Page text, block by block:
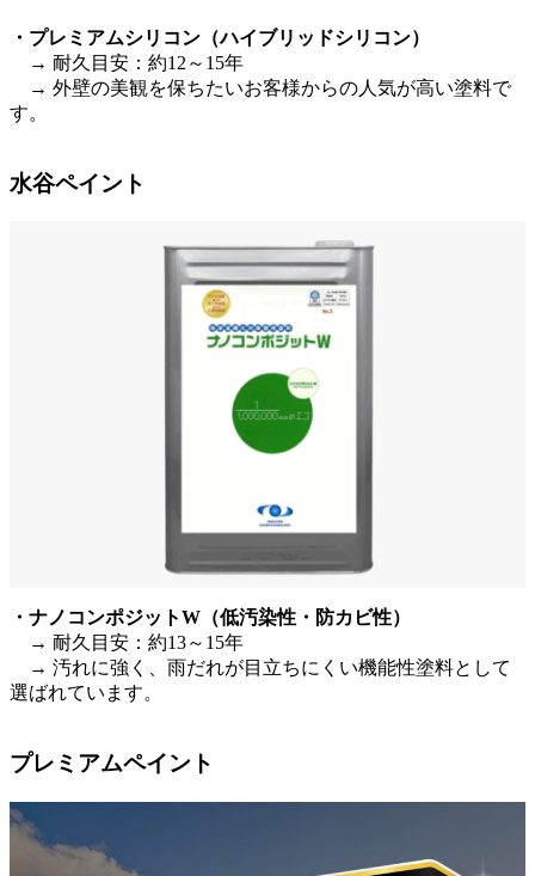
・プレミアムシリコン（ハイブリッドシリコン）
→ 耐久目安：約12～15年
→ 外壁の美観を保ちたいお客様からの人気が高い塗料で
す。
水谷ペイント
・ナノコンポジットW（低汚染性・防カビ性）
→ 耐久目安：約13～15年
→ 汚れに強く、雨だれが目立ちにくい機能性塗料として
選ばれています。
プレミアムペイント